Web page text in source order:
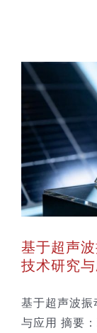
基于超声
技术研究
基于超声波
与应用 摘要